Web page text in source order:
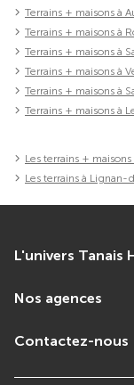
Terrains + maisons à
Terrains + maisons à
Terrains + maisons à
Terrains + maisons à
Terrains + maisons à
Terrains + maisons à
Les terrains +
Les terrains à Lignan-
L'univers Tanais
Nos agences
Contactez-nous